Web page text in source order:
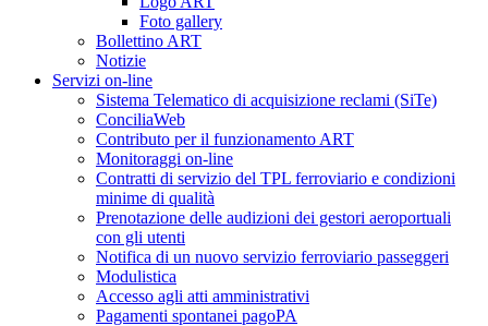
Foto gallery
Bollettino ART
Notizie
Servizi on-line
Sistema Telematico di acquisizione reclami (SiTe)
ConciliaWeb
Contributo per il funzionamento ART
Monitoraggi on-line
Contratti di servizio del TPL ferroviario e condizioni
minime di qualità
Prenotazione delle audizioni dei gestori aeroportuali
con gli utenti
Notifica di un nuovo servizio ferroviario passeggeri
Modulistica
Accesso agli atti amministrativi
Pagamenti spontanei pagoPA